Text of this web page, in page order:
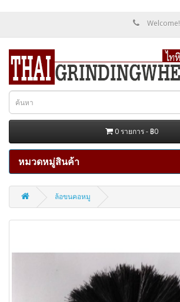
Welcome!
0 รายการ - ฿0
หมวดหมู่สินค้า
ล้อขนคอหมู